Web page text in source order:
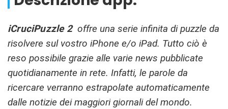
iCruciPuzzle 2 offre una serie infinita dipuzzle da
risolvere sul vostro iPhone e/o iPad. Tutto ciò è
reso possibile grazie alle varie news pubblicate
quotidianamente in rete. Infatti, le parole da
ricercare verranno estrapolate automaticamente
dalle notizie dei maggiori giornali del mondo.